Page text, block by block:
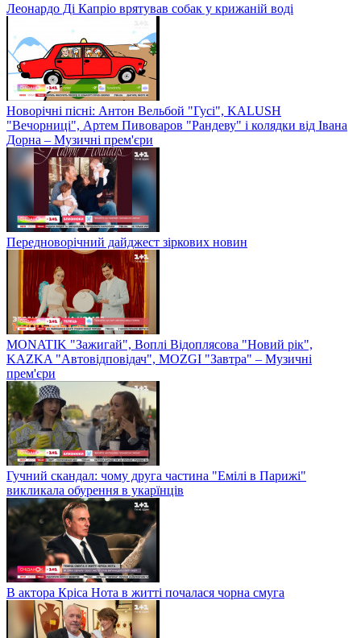
Леонардо Ді Капріо врятував собак у крижаній воді
Новорічні пісні: Антон Вельбой "Гусі", KALUSH
"Вечорниці", Артем Пивоваров "Рандеву" і колядки від Івана
Дорна – Музичні прем'єри
Передноворічний дайджест зіркових новин
MONATIK "Зажигай", Воплі Відоплясова "Новий рік",
KAZKA "Автовідповідач", MOZGI "Завтра" – Музичні
прем'єри
Гучний скандал: чому друга частина "Емілі в Парижі"
викликала обурення в укарїнців
В актора Кріса Нота в житті почалася чорна смуга